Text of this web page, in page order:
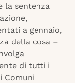
la sentenza
a gennaio,
della cosa –
di tutti i
Comuni